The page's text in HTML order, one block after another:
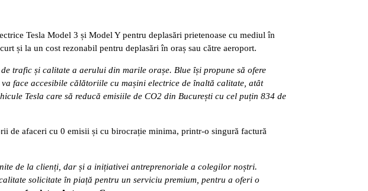
Tesla Model 3 și Model Y pentru deplasări prietenoase cu mediul în
și la un cost rezonabil pentru deplasări în oraș sau către aeroport.
trafic și calitate a aerului din marile orașe. Blue își propune să ofere
face accesibile călătoriile cu mașini electrice de înaltă calitate, atât
Tesla care să reducă emisiile de CO2 din București cu cel puțin 834 de
de afaceri cu 0 emisii și cu birocrație minima, printr-o singură factură
de la clienți, dar și a inițiativei antreprenoriale a colegilor noștri.
solicitate în piață pentru un serviciu premium, pentru a oferi o